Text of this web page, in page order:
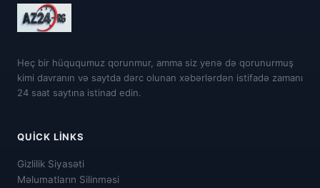
Heç bir hüququmuz qorunmur, amma siz yenə də qorunurmuş
kimi davranın və saytda dərc olunan xəbərlərdən istifadə zamanı
24 saat saytına istinad edin.
QUICK LINKS
Gizlilik Siyasəti
Məlumatların Silinməsi